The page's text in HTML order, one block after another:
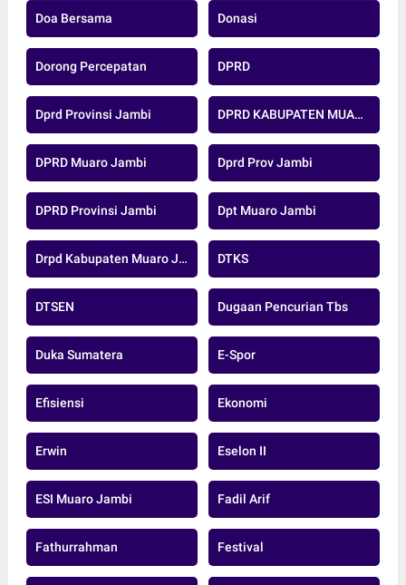
Doa Bersama Donasi
Dorong Percepatan DPRD
Dprd Provinsi Jambi DPRD KABUPATEN MUARO JAMBI
DPRD Muaro Jambi Dprd Prov Jambi
DPRD Provinsi Jambi Dpt Muaro Jambi
Drpd Kabupaten Muaro Jambi DTKS
DTSEN Dugaan Pencurian Tbs
Duka Sumatera E-Spor
Efisiensi Ekonomi
Erwin Eselon II
ESI Muaro Jambi Fadil Arif
Fathurrahman Festival